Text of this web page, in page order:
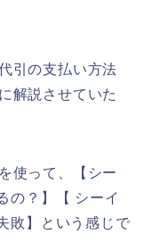
引の支払い方法
解説させていた
使って、【シー
の？】【 シーイ
敗】という感じで